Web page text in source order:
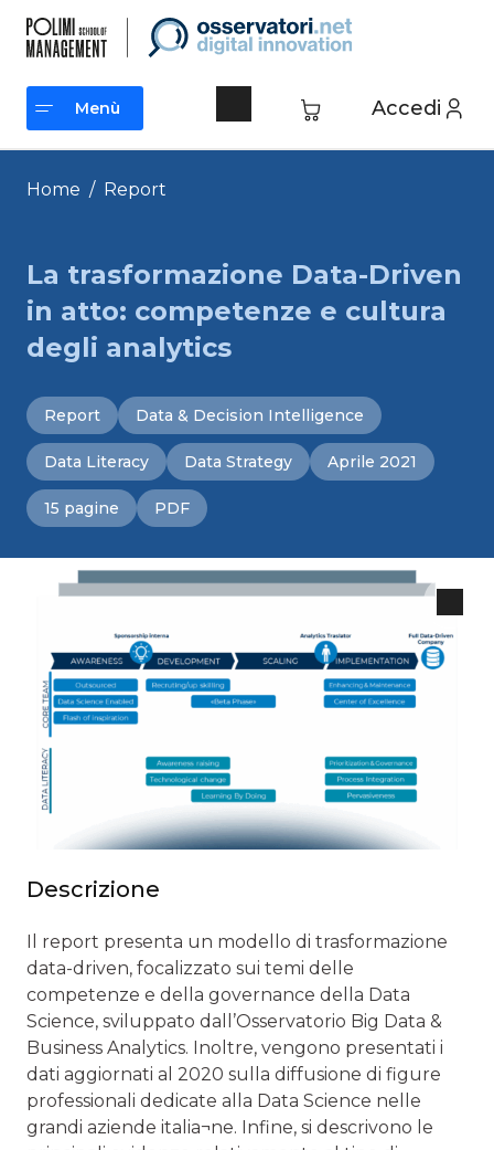
contenuto
Accedi
Menù
Menù
Home / Report
La trasformazione Data-Driven
in atto: competenze e cultura
degli analytics
Report Data & Decision Intelligence
Data Literacy Data Strategy Aprile 2021
15 pagine PDF
Descrizione
Il report presenta un modello di trasformazione
data-driven, focalizzato sui temi delle
competenze e della governance della Data
Science, sviluppato dall’Osservatorio Big Data &
Business Analytics. Inoltre, vengono presentati i
dati aggiornati al 2020 sulla diffusione di figure
professionali dedicate alla Data Science nelle
grandi aziende italia¬ne. Infine, si descrivono le